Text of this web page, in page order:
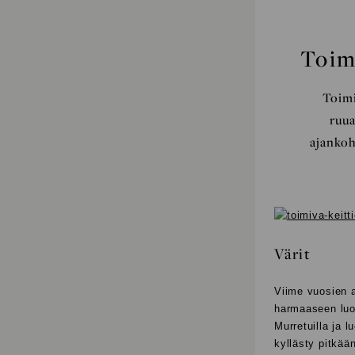
Värit
Viime vuosien
harmaaseen
Murretuilla ja
kyllästy